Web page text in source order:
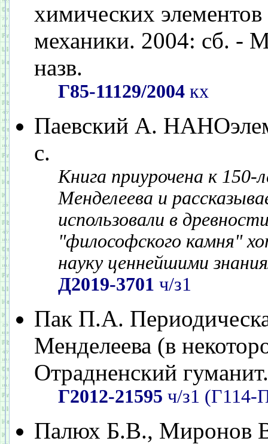
химических
механики. 2004: сб. -
назв.
Г85-11129/2004 кх
Паевский А.
с.
Книга приурочена к
Менделеева и
использовали в
"философского камня"
науку ценнейшими
Д2019-3701 ч/з1
Пак П.А.
Менделеева (в
Отрадненский
Г2012-21595 ч/з1 (Г114-
Палюх Б.В., Миронов